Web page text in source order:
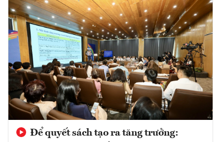
Để quyết sách tạo ra tăng trưởng: